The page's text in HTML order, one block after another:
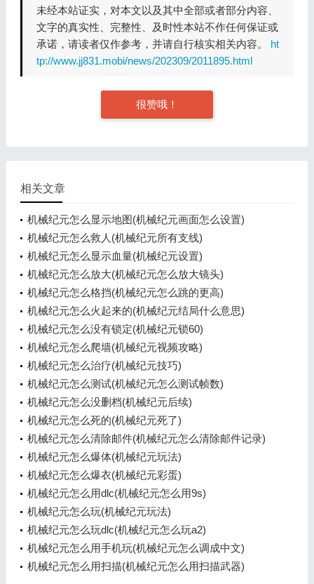
未经本站证实，对本文以及其中全部或者部分内容、
文字的真实性、完整性、及时性本站不作任何保证或
承诺，请读者仅作参考，并请自行核实相关内容。 ht
tp://www.jj831.mobi/news/202309/2011895.html
很赞哦！
相关文章
机械纪元怎么显示地图(机械纪元画面怎么设置)
机械纪元怎么救人(机械纪元所有支线)
机械纪元怎么显示血量(机械纪元设置)
机械纪元怎么放大(机械纪元怎么放大镜头)
机械纪元怎么格挡(机械纪元怎么跳的更高)
机械纪元怎么火起来的(机械纪元结局什么意思)
机械纪元怎么没有锁定(机械纪元锁60)
机械纪元怎么爬墙(机械纪元视频攻略)
机械纪元怎么治疗(机械纪元技巧)
机械纪元怎么测试(机械纪元怎么测试帧数)
机械纪元怎么没删档(机械纪元后续)
机械纪元怎么死的(机械纪元死了)
机械纪元怎么清除邮件(机械纪元怎么清除邮件记录)
机械纪元怎么爆体(机械纪元玩法)
机械纪元怎么爆衣(机械纪元彩蛋)
机械纪元怎么用dlc(机械纪元怎么用9s)
机械纪元怎么玩(机械纪元玩法)
机械纪元怎么玩dlc(机械纪元怎么玩a2)
机械纪元怎么用手机玩(机械纪元怎么调成中文)
机械纪元怎么用扫描(机械纪元怎么用扫描武器)